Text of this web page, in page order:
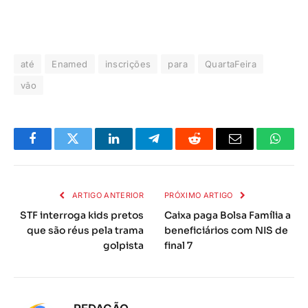
até Enamed inscrições para
QuartaFeira
vão
FacebookTwitter LinkedInTelegramaReddit
E-
ARTIGO ANTERIOR
STF interroga kids pretos
que são réus pela trama
golpista
PRÓXIMO ARTIGO
Caixa paga Bolsa Família a
beneficiários com NIS de
final 7